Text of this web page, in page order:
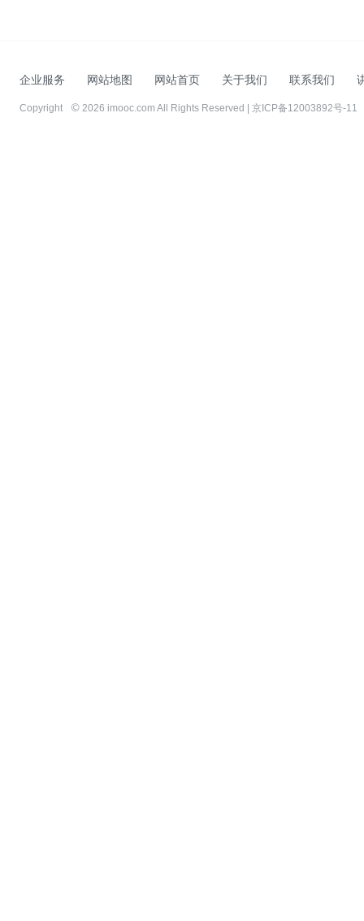
企业服务 网站地图 网站首页 关于我们 联系我们
Copyright 2026 imooc.com All Rights Reserved | 京ICP备12003892号-11